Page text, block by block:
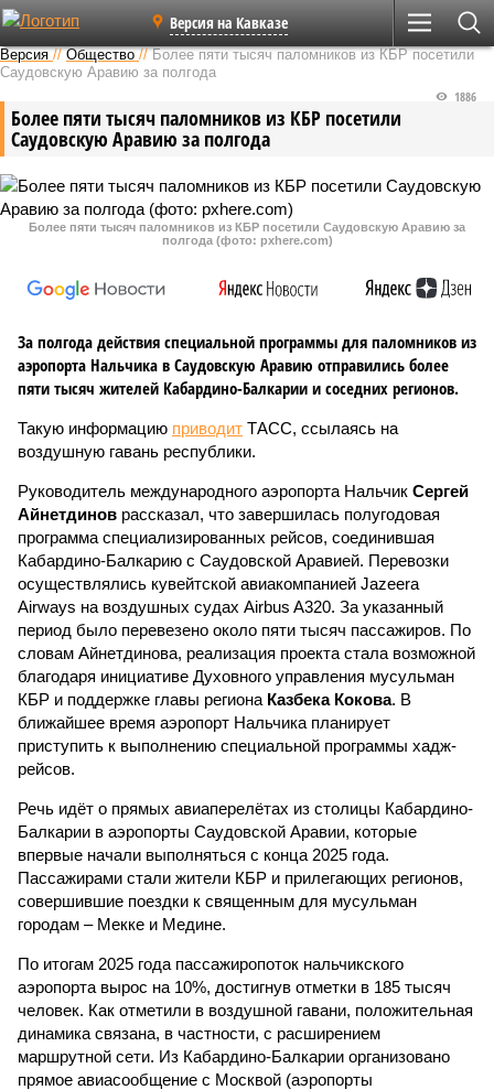
Версия на Кавказе
Версия //Общество //Более пяти тысяч паломников из КБР посетили
Саудовскую Аравию за полгода
Более пяти тысяч паломников из КБР посетили
Саудовскую Аравию за полгода
1886
Более пяти тысяч паломников из КБР посетили Саудовскую Аравию за
полгода (фото: pxhere.com)
За полгода действия специальной программы для паломников из
аэропорта Нальчика в Саудовскую Аравию отправились более
пяти тысяч жителей Кабардино-Балкарии и соседних регионов.
Такую информацию приводит ТАСС, ссылаясь на
воздушную гавань республики.
Руководитель международного аэропорта Нальчик Сергей
Айнетдинов рассказал, что завершилась полугодовая
программа специализированных рейсов, соединившая
Кабардино-Балкарию с Саудовской Аравией. Перевозки
осуществлялись кувейтской авиакомпанией Jazeera
Airways на воздушных судах Airbus A320. За указанный
период было перевезено около пяти тысяч пассажиров. По
словам Айнетдинова, реализация проекта стала возможной
благодаря инициативе Духовного управления мусульман
КБР и поддержке главы региона Казбека Кокова. В
ближайшее время аэропорт Нальчика планирует
приступить к выполнению специальной программы хадж-
рейсов.
Речь идёт о прямых авиаперелётах из столицы Кабардино-
Балкарии в аэропорты Саудовской Аравии, которые
впервые начали выполняться с конца 2025 года.
Пассажирами стали жители КБР и прилегающих регионов,
совершившие поездки к священным для мусульман
городам – Мекке и Медине.
По итогам 2025 года пассажиропоток нальчикского
аэропорта вырос на 10%, достигнув отметки в 185 тысяч
человек. Как отметили в воздушной гавани, положительная
динамика связана, в частности, с расширением
маршрутной сети. Из Кабардино-Балкарии организовано
прямое авиасообщение с Москвой (аэропорты